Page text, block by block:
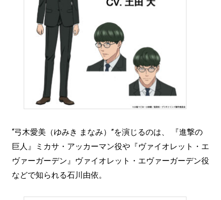
“弓木愛美（ゆみき まなみ）”を演じるのは、 『進撃の
巨人』ミカサ・アッカーマン役や『ヴァイオレット・エ
ヴァーガーデン』ヴァイオレット・エヴァーガーデン役
などで知られる石川由依。